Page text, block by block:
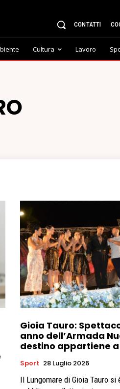
CONTATTI
Cultura Lavoro
Gioia Tauro:
anno dell’Armada
destino appartiene a
Sport 28 Luglio 2026
Il Lungomare di Gioia Tauro si